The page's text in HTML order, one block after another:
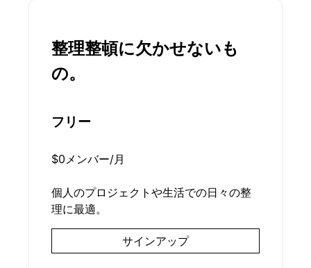
整理整頓に欠かせないも
の。
フリー
$0メンバー/月
個人のプロジェクトや生活での日々の整
理に最適。
サインアップ